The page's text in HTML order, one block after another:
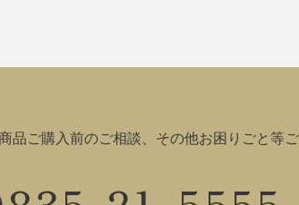
品ご購入前のご相談、その他お困りごと等